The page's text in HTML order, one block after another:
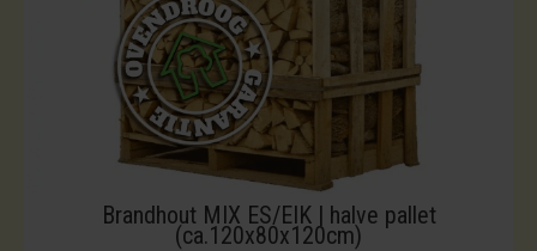
Brandhout MIX ES/EIK | halve pallet
(ca.120x80x120cm)